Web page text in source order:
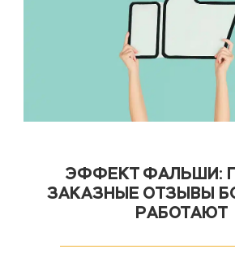
ЭФФЕКТ ФАЛЬШИ:
ЗАКАЗНЫЕ ОТЗЫВЫ
РАБОТАЮТ